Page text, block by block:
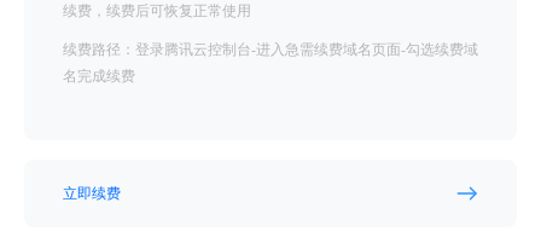
续费，续费后可恢复正常使用
续费路径：登录腾讯云控制台-进入急需续费域名页面-勾选续费域
名完成续费
立即续费